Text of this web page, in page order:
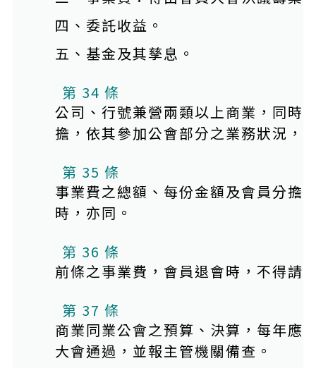
四、委託收益。
五、基金及其孳息。
第 34 條
公司、行號兼營兩類以上商業，同時
擔，依其參加公會部分之業務狀況，
第 35 條
事業費之總額、每份金額及會員分擔
時，亦同。
第 36 條
前條之事業費，會員退會時，不得請
第 37 條
商業同業公會之預算、決算，每年應
大會通過，並報主管機關備查。